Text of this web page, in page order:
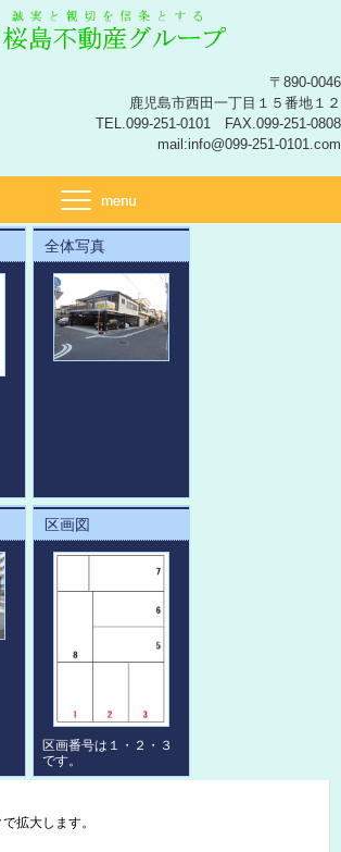
〒890-0046
鹿児島市西田一丁目１５番地１２
TEL.099-251-0101 FAX.099-251-0808
mail:info@099-251-0101.com
全体写真
区画図
区画番号は１・２・３
です。
拡大します。